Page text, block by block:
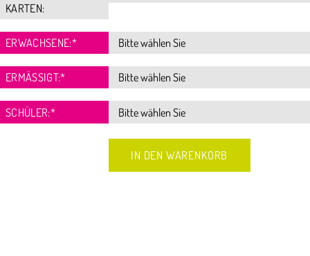
KARTEN:
ERWACHSENE:*
ERMÄSSIGT:*
SCHÜLER:*